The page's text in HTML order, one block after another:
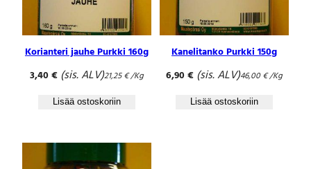
Korianteri jauhe Purkki 160g
3,40€ (sis. ALV)21,25€/Kg
Lisää ostoskoriin
Kanelitanko Purkki 150g
6,90€ (sis. ALV)46,00€/Kg
Lisää ostoskoriin